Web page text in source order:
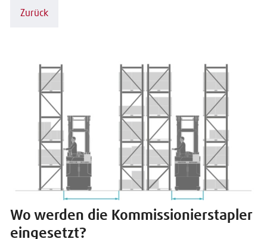
Zurück
Wo werden die Kommissionierstapler
eingesetzt?